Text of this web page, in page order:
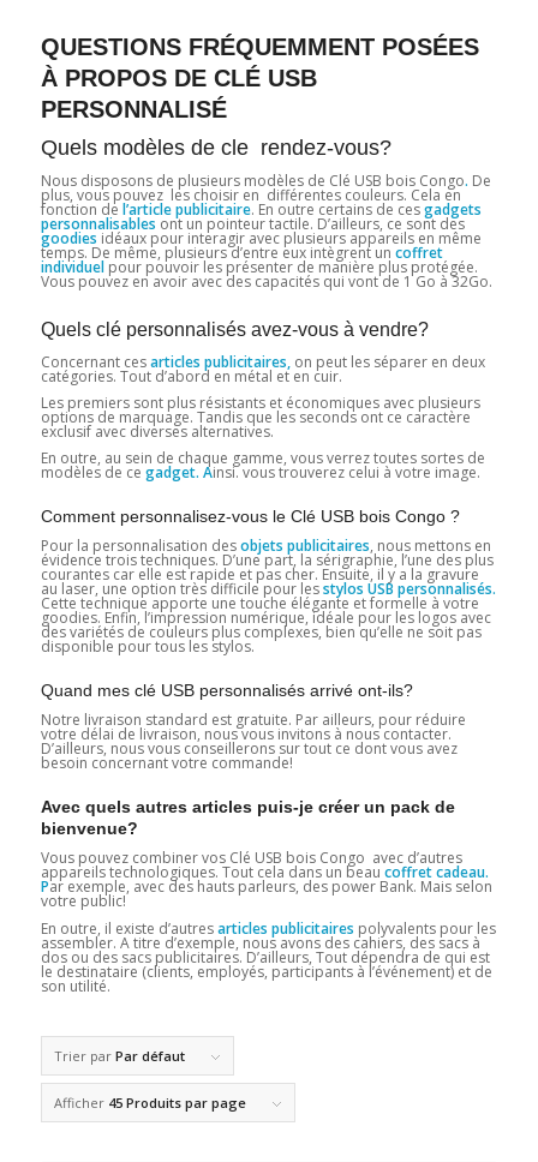
QUESTIONS FRÉQUEMMENT POSÉES
À PROPOS DE CLÉ USB
PERSONNALISÉ
Quels modèles de cle rendez-vous?
Nous disposons de plusieurs modèles de Clé USB bois Congo. De
plus, vous pouvez les choisir en différentes couleurs. Cela en
fonction de l’article publicitaire. En outre certains de cesgadgets
personnalisables ont un pointeur tactile. D’ailleurs, ce sont des
goodies idéaux pour interagir avec plusieurs appareils en même
temps. De même, plusieurs d’entre eux intègrent un coffret
individuelpour pouvoir les présenter de manière plus protégée.
Vous pouvez en avoir avec des capacités qui vont de 1 Go à 32Go.
Quels clé personnalisés avez-vous à vendre?
Concernant cesarticles publicitaires,on peut les séparer en deux
catégories. Tout d’abord en métal et en cuir.
Les premiers sont plus résistants et économiques avec plusieurs
options de marquage. Tandis que les seconds ont ce caractère
exclusif avec diverses alternatives.
En outre, au sein de chaque gamme, vous verrez toutes sortes de
modèles de ce gadget. Ainsi. vous trouverez celui à votre image.
Comment personnalisez-vous le Clé USB bois Congo ?
Pour la personnalisation desobjets publicitaires, nous mettons en
évidence trois techniques. D’une part, la sérigraphie, l’une des plus
courantes car elle est rapide et pas cher. Ensuite, il y a la gravure
au laser, une option très difficile pour lesstylos USB personnalisés.
Cette technique apporte une touche élégante et formelle à votre
goodies. Enfin, l’impression numérique, idéale pour les logos avec
des variétés de couleurs plus complexes, bien qu’elle ne soit pas
disponible pour tous les stylos.
Quand mes clé USB personnalisés arrivé ont-ils?
Notre livraison standard est gratuite. Par ailleurs, pour réduire
votre délai de livraison, nous vous invitons à nous contacter.
D’ailleurs, nous vous conseillerons sur tout ce dont vous avez
besoin concernant votre commande!
Avec quels autres articles puis-je créer un pack de
bienvenue?
Vous pouvez combiner vos Clé USB bois Congo avec d’autres
appareils technologiques. Tout cela dans un beau coffret cadeau.
Par exemple, avec des hauts parleurs, des power Bank. Mais selon
votre public!
En outre, il existe d’autresarticles publicitaires polyvalents pour les
assembler. A titre d’exemple, nous avons des cahiers, des sacs à
dos ou des sacs publicitaires. D’ailleurs, Tout dépendra de qui est
le destinataire (clients, employés, participants à l’événement) et de
son utilité.
Trier par Par défaut
Afficher 45 Produits par page